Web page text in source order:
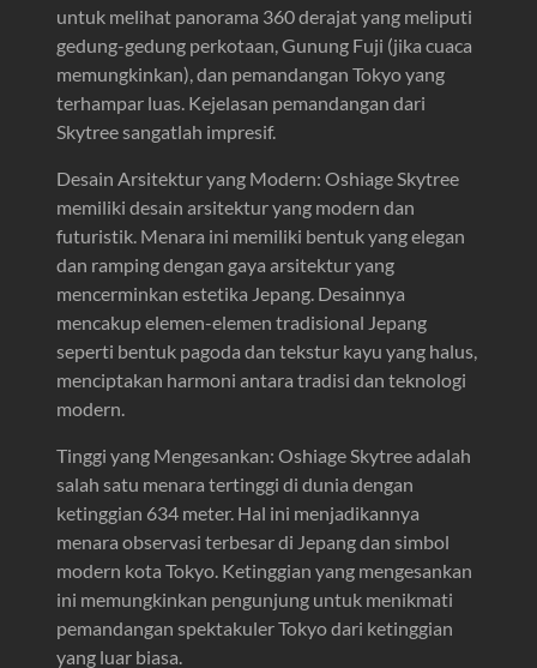
untuk melihat panorama 360 derajat yang meliputi
gedung-gedung perkotaan, Gunung Fuji (jika cuaca
memungkinkan), dan pemandangan Tokyo yang
terhampar luas. Kejelasan pemandangan dari
Skytree sangatlah impresif.
Desain Arsitektur yang Modern: Oshiage Skytree
memiliki desain arsitektur yang modern dan
futuristik. Menara ini memiliki bentuk yang elegan
dan ramping dengan gaya arsitektur yang
mencerminkan estetika Jepang. Desainnya
mencakup elemen-elemen tradisional Jepang
seperti bentuk pagoda dan tekstur kayu yang halus,
menciptakan harmoni antara tradisi dan teknologi
modern.
Tinggi yang Mengesankan: Oshiage Skytree adalah
salah satu menara tertinggi di dunia dengan
ketinggian 634 meter. Hal ini menjadikannya
menara observasi terbesar di Jepang dan simbol
modern kota Tokyo. Ketinggian yang mengesankan
ini memungkinkan pengunjung untuk menikmati
pemandangan spektakuler Tokyo dari ketinggian
yang luar biasa.